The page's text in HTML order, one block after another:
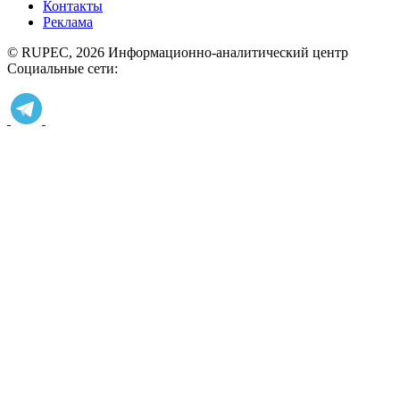
Контакты
Реклама
© RUPEC, 2026 Информационно-аналитический центр
Социальные сети: